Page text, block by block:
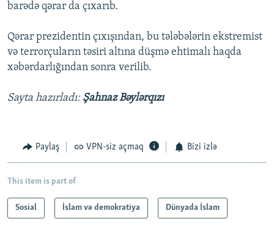
barədə qərar da çıxarıb.
Qərar prezidentin çıxışından, bu tələbələrin ekstremist
və terrorçuların təsiri altına düşmə ehtimalı haqda
xəbərdarlığından sonra verilib.
Sayta hazırladı: Şahnaz Bəylərqızı
Paylaş VPN-siz açmaq Bizi izlə
This item is part of
Sosial İslam və demokratiya Dünyada İslam